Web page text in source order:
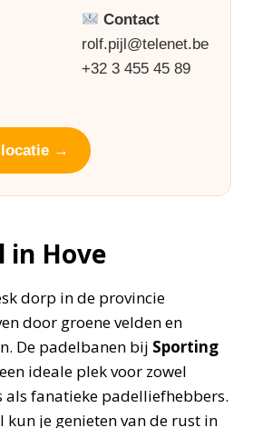
Contact
rolf.pijl@telenet.be
+32 3 455 45 89
→
in Hove
dorp in de provincie
door groene velden en
De padelbanen bij Sporting
ideale plek voor zowel
als fanatieke padelliefhebbers.
kun je genieten van de rust in